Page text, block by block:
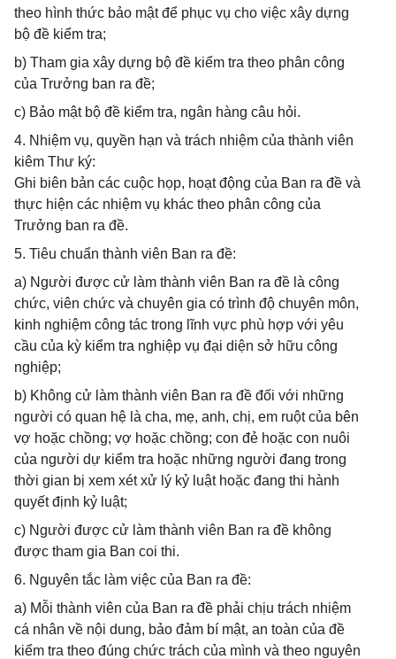
theo hình thức bảo mật để phục vụ cho việc xây dựng
bộ đề kiểm tra;
b) Tham gia xây dựng bộ đề kiểm tra theo phân công
của Trưởng ban ra đề;
c) Bảo mật bộ đề kiểm tra, ngân hàng câu hỏi.
4. Nhiệm vụ, quyền hạn và trách nhiệm của thành viên
kiêm Thư ký:
Ghi biên bản các cuộc họp, hoạt động của Ban ra đề và
thực hiện các nhiệm vụ khác theo phân công của
Trưởng ban ra đề.
5. Tiêu chuẩn thành viên Ban ra đề:
a) Người được cử làm thành viên Ban ra đề là công
chức, viên chức và chuyên gia có trình độ chuyên môn,
kinh nghiệm công tác trong lĩnh vực phù hợp với yêu
cầu của kỳ kiểm tra nghiệp vụ đại diện sở hữu công
nghiệp;
b) Không cử làm thành viên Ban ra đề đối với những
người có quan hệ là cha, mẹ, anh, chị, em ruột của bên
vợ hoặc chồng; vợ hoặc chồng; con đẻ hoặc con nuôi
của người dự kiểm tra hoặc những người đang trong
thời gian bị xem xét xử lý kỷ luật hoặc đang thi hành
quyết định kỷ luật;
c) Người được cử làm thành viên Ban ra đề không
được tham gia Ban coi thi.
6. Nguyên tắc làm việc của Ban ra đề:
a) Mỗi thành viên của Ban ra đề phải chịu trách nhiệm
cá nhân về nội dung, bảo đảm bí mật, an toàn của đề
kiểm tra theo đúng chức trách của mình và theo nguyên